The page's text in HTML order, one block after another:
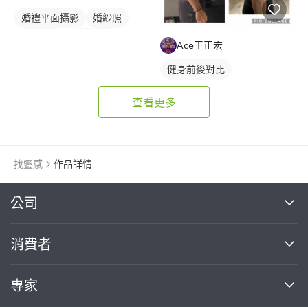
婚禮平面攝影
婚紗照
Ace王正宏
健身前後對比
查看更多
找靈感 作品詳情
公司
關於我們
部落格
消費者
買服務
專家
繼續完成